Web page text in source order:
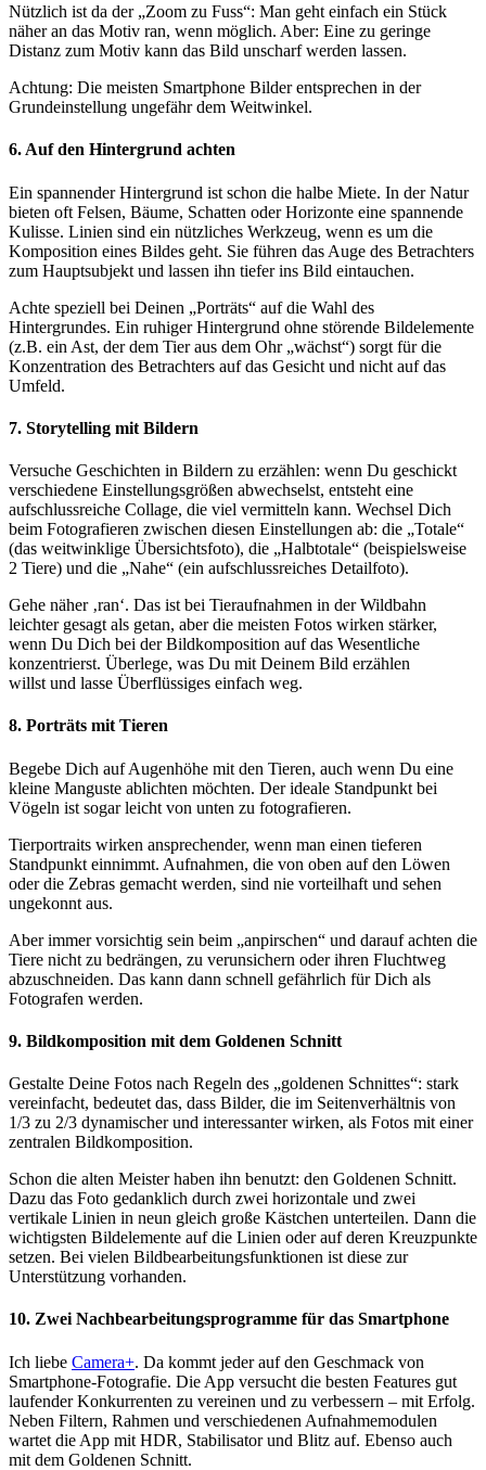
Nützlich ist da der „Zoom zu Fuss“: Man geht einfach ein Stück
näher an das Motiv ran, wenn möglich. Aber: Eine zu geringe
Distanz zum Motiv kann das Bild unscharf werden lassen.
Achtung: Die meisten Smartphone Bilder entsprechen in der
Grundeinstellung ungefähr dem Weitwinkel.
6. Auf den Hintergrund achten
Ein spannender Hintergrund ist schon die halbe Miete. In der Natur
bieten oft Felsen, Bäume, Schatten oder Horizonte eine spannende
Kulisse. Linien sind ein nützliches Werkzeug, wenn es um die
Komposition eines Bildes geht. Sie führen das Auge des Betrachters
zum Hauptsubjekt und lassen ihn tiefer ins Bild eintauchen.
Achte speziell bei Deinen „Porträts“ auf die Wahl des
Hintergrundes. Ein ruhiger Hintergrund ohne störende Bildelemente
(z.B. ein Ast, der dem Tier aus dem Ohr „wächst“) sorgt für die
Konzentration des Betrachters auf das Gesicht und nicht auf das
Umfeld.
7. Storytelling mit Bildern
Versuche Geschichten in Bildern zu erzählen: wenn Du geschickt
verschiedene Einstellungsgrößen abwechselst, entsteht eine
aufschlussreiche Collage, die viel vermitteln kann. Wechsel Dich
beim Fotografieren zwischen diesen Einstellungen ab: die „Totale“
(das weitwinklige Übersichtsfoto), die „Halbtotale“ (beispielsweise
2 Tiere) und die „Nahe“ (ein aufschlussreiches Detailfoto).
Gehe näher ‚ran‘. Das ist bei Tieraufnahmen in der Wildbahn
leichter gesagt als getan, aber die meisten Fotos wirken stärker,
wenn Du Dich bei der Bildkomposition auf das Wesentliche
konzentrierst. Überlege, was Du mit Deinem Bild erzählen
willst und lasse Überflüssiges einfach weg.
8. Porträts mit Tieren
Begebe Dich auf Augenhöhe mit den Tieren, auch wenn Du eine
kleine Manguste ablichten möchten. Der ideale Standpunkt bei
Vögeln ist sogar leicht von unten zu fotografieren.
Tierportraits wirken ansprechender, wenn man einen tieferen
Standpunkt einnimmt. Aufnahmen, die von oben auf den Löwen
oder die Zebras gemacht werden, sind nie vorteilhaft und sehen
ungekonnt aus.
Aber immer vorsichtig sein beim „anpirschen“ und darauf achten die
Tiere nicht zu bedrängen, zu verunsichern oder ihren Fluchtweg
abzuschneiden. Das kann dann schnell gefährlich für Dich als
Fotografen werden.
9. Bildkomposition mit dem Goldenen Schnitt
Gestalte Deine Fotos nach Regeln des „goldenen Schnittes“: stark
vereinfacht, bedeutet das, dass Bilder, die im Seitenverhältnis von
1/3 zu 2/3 dynamischer und interessanter wirken, als Fotos mit einer
zentralen Bildkomposition.
Schon die alten Meister haben ihn benutzt: den Goldenen Schnitt.
Dazu das Foto gedanklich durch zwei horizontale und zwei
vertikale Linien in neun gleich große Kästchen unterteilen. Dann die
wichtigsten Bildelemente auf die Linien oder auf deren Kreuzpunkte
setzen. Bei vielen Bildbearbeitungsfunktionen ist diese zur
Unterstützung vorhanden.
10. Zwei Nachbearbeitungsprogramme für das Smartphone
Ich liebe Camera+. Da kommt jeder auf den Geschmack von
Smartphone-Fotografie. Die App versucht die besten Features gut
laufender Konkurrenten zu vereinen und zu verbessern – mit Erfolg.
Neben Filtern, Rahmen und verschiedenen Aufnahmemodulen
wartet die App mit HDR, Stabilisator und Blitz auf. Ebenso auch
mit dem Goldenen Schnitt.